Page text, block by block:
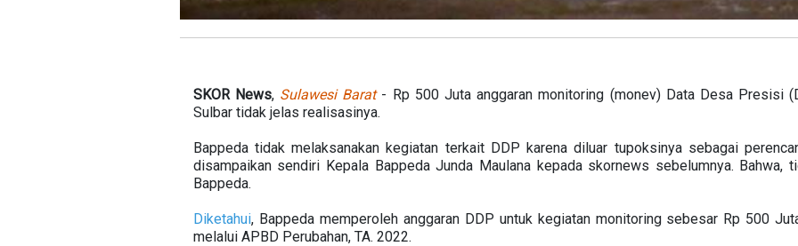
SKOR News, Sulawesi Barat- Rp 500 Juta anggaran monitoring (monev) Data Desa Presisi
Sulbar tidak jelas realisasinya.
Bappeda tidak melaksanakan kegiatan terkait DDP karena diluar tupoksinya sebagai
disampaikan sendiri Kepala Bappeda Junda Maulana kepada skornews sebelumnya. Bahwa,
Bappeda.
Diketahui, Bappeda memperoleh anggaran DDP untuk kegiatan monitoring sebesar Rp 500
melalui APBD Perubahan, TA. 2022.